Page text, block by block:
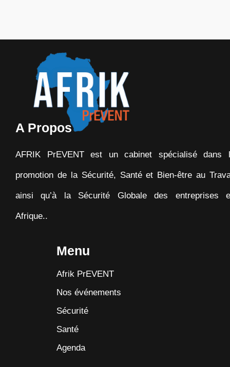
A Propos
AFRIK PrEVENT est un cabinet spécialisé dans
promotion de la Sécurité, Santé et Bien-être au
ainsi qu’à la Sécurité Globale des entreprises
Afrique..
Menu
Afrik PrEVENT
Nos événements
Sécurité
Santé
Agenda